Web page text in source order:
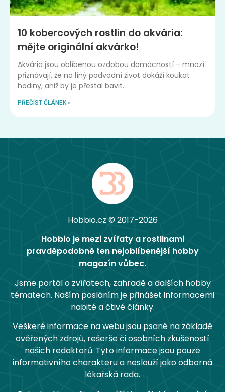
10 kobercových rostlin do akvária:
mějte originální akvárko!
Akvária jsou oblíbenou ozdobou domácností – mnozí
přiznávají, že na líný podvodní život dokáží koukat
hodiny, aniž by je přestal bavit.
PŘEČÍST ČLÁNEK »
Hobbio.cz © 2017-2026
Hobbio je mezi zvířaty a rostlinami
pravděpodobně ten nejoblíbenější hobby
magazín vůbec.
Jsme portál o zvířatech, zahradě a dalších hobby
tématech. Naším posláním je přinášet informacemi
nabité a čtivé články.
Veškeré informace na webu jsou psané na základě
ověřených zdrojů, rešerše či osobních zkušeností
našich redaktorů. Tyto informace jsou pouze
informativního charakteru a neslouží jako odborná
lékařská rada.